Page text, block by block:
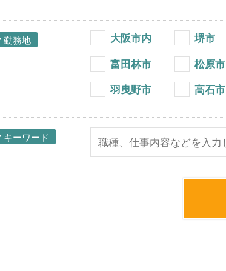
勤務地 大阪市内 堺市
富田林市
松原市
羽曳野市
高石市
キーワード